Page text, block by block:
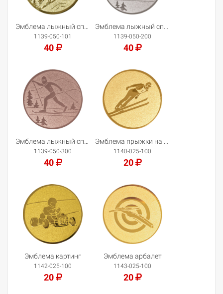
1139-050-101
40
Добавить в корзину
1139-050-200
40
Добавить в корзину
1139-050-300
40
Добавить в корзину
1140-025-100
20
Добавить в корзину
Эмблема картинг
1142-025-100
20
Эмблема арбалет
1143-025-100
20